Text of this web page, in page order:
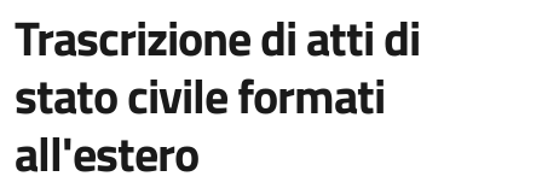
Trascrizione di atti di
stato civile formati
all'estero